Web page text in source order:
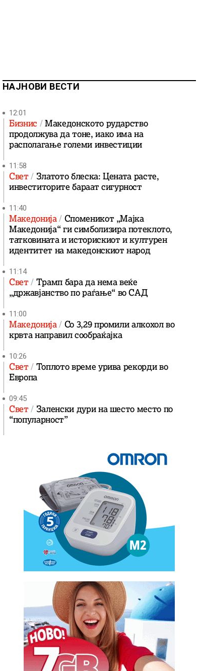
НАЈНОВИ ВЕСТИ
12:01
Бизнис
Македонското рударство
продолжува да тоне, иако има на
располагање големи инвестиции
11:58
Свет Златото блеска: Цената расте,
инвеститорите бараат сигурност
11:40
Македонија Споменикот „Мајка
Македонија“ ги симболизира потеклото,
татковината и историскиот и културен
идентитет на македонскиот народ
11:14
Свет Трамп бара да нема веќе
„државјанство по раѓање“ во САД
11:00
Македонија Со 3,29 промили алкохол во
крвта направил сообраќајка
10:26
Свет Топлото време урива рекорди во
Европа
09:45
Свет Заленски дури на шесто место по
“популарност”